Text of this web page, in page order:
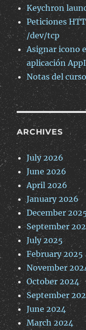
Keychron
Peticiones
/dev/tcp
Asignar icono
aplicación
Notas del
ARCHIVES
July 2026
June 2026
April 2026
January 2026
December
September
July 2025
February 2025
November
October 2024
September
June 2024
March 2024